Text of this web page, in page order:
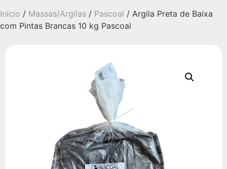
Início / Massas/Argilas / Pascoal / Argila Preta de Baixa
com Pintas Brancas 10 kg Pascoal